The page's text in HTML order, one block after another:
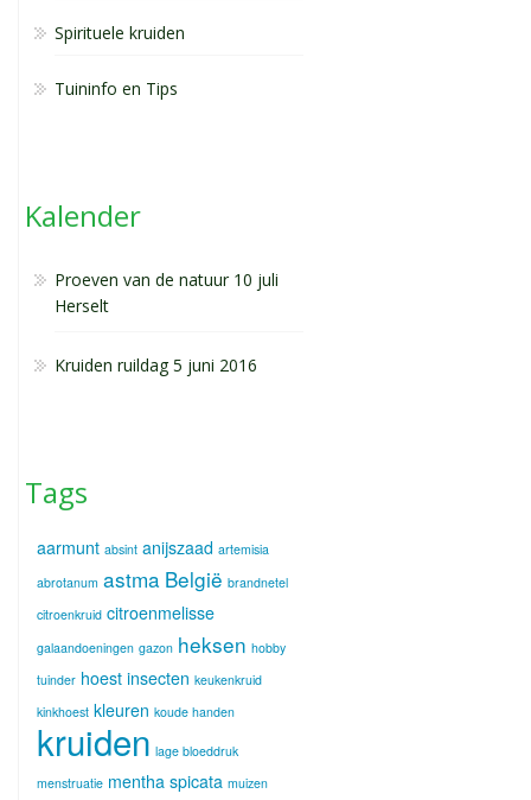
Spirituele kruiden
Tuininfo en Tips
Kalender
Proeven van de natuur 10 juli
Herselt
Kruiden ruildag 5 juni 2016
Tags
aarmunt absint anijszaad artemisia
abrotanum astma België brandnetel
citroenkruid citroenmelisse
galaandoeningen gazon heksen hobby
tuinder hoest insecten keukenkruid
kinkhoest kleuren koude handen
kruiden lage bloeddruk
menstruatie mentha spicata muizen